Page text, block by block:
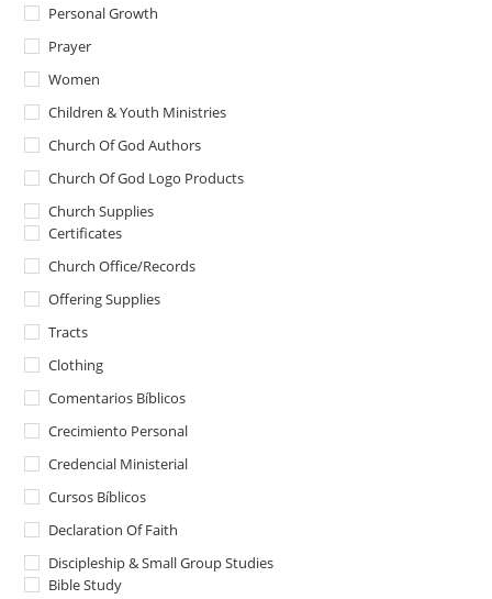
Personal Growth
Prayer
Women
Children & Youth Ministries
Church Of God Authors
Church Of God Logo Products
Church Supplies
Certificates
Church Office/Records
Offering Supplies
Tracts
Clothing
Comentarios Bíblicos
Crecimiento Personal
Credencial Ministerial
Cursos Bíblicos
Declaration Of Faith
Discipleship & Small Group Studies
Bible Study